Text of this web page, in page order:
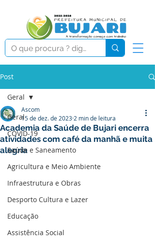
Post
Geral
COVID-19
Saúde e Saneamento
Agricultura e Meio Ambiente
Infraestrutura e Obras
Desporto Cultura e Lazer
Educação
Assistência Social
Geral
Academia da Saúde de Bujari encerra
atividades com café da manhã e muita
alegria
Ascom
15 de dez. de 2023 2 min de leitura